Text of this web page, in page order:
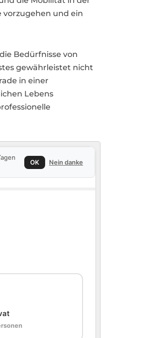
vorzugehen und ein
Bedürfnisse von
gewährleistet nicht
in einer
Lebens
OK Nein danke